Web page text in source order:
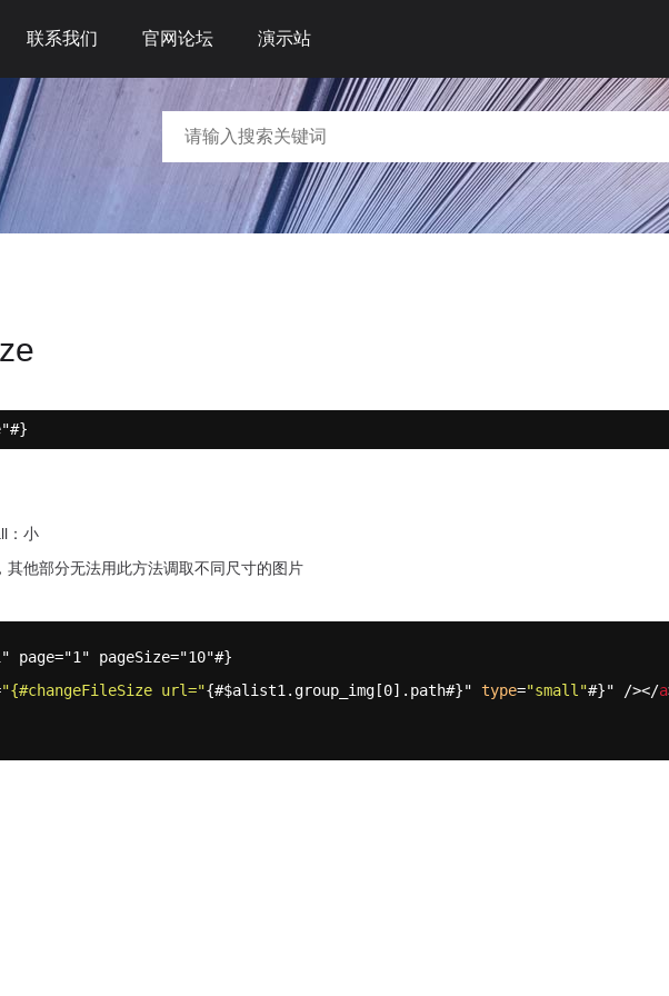
联系我们 官网论坛 演示站
：小
他部分无法用此方法调取不同尺寸的图片
pageSize="10"#}
"{#changeFileSize url="{#$alist1.group_img[0].path#}" type="small"#}" /></a